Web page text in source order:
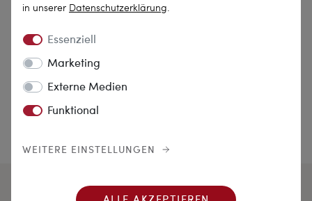
in unserer Daten­schutz­erklärung.
Essenziell
Marketing
Externe Medien
Funktional
WEITERE EINSTELLUNGEN